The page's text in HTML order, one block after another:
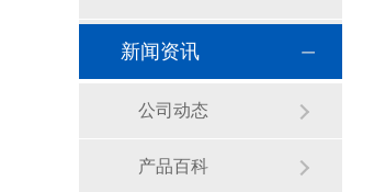
新闻资讯
公司动态
产品百科